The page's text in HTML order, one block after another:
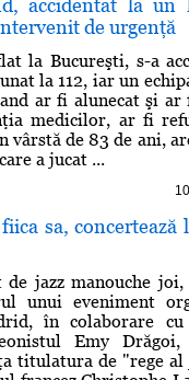
de urgenţă
la Bucureşti, s-a
la 112, iar un
ar fi alunecat şi ar
medicilor, ar fi
de 83 de ani,
a jucat ...
sa, concertează
jazz manouche
unui eveniment
în colaborare
Emy
titulatura de "rege al